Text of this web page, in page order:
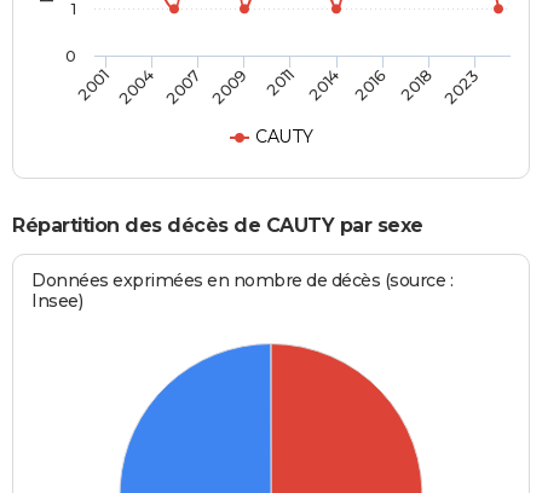
CAUTY
2001 2004 2007 2009 2011 2014 2016 2018 2023
0
1
Répartition des décès de CAUTY par sexe
Données exprimées en nombre de décès (source :
Insee)